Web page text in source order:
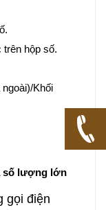
hộp số.
Khối
số lượng lớn
gọi điện